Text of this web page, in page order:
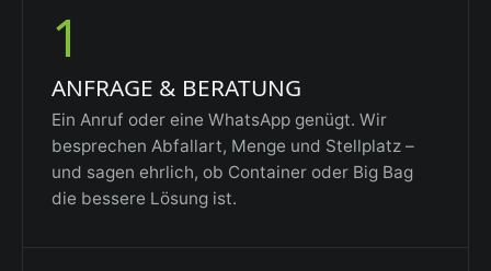
1
ANFRAGE & BERATUNG
Ein Anruf oder eine WhatsApp genügt. Wir
besprechen Abfallart, Menge und Stellplatz –
und sagen ehrlich, ob Container oder Big Bag
die bessere Lösung ist.